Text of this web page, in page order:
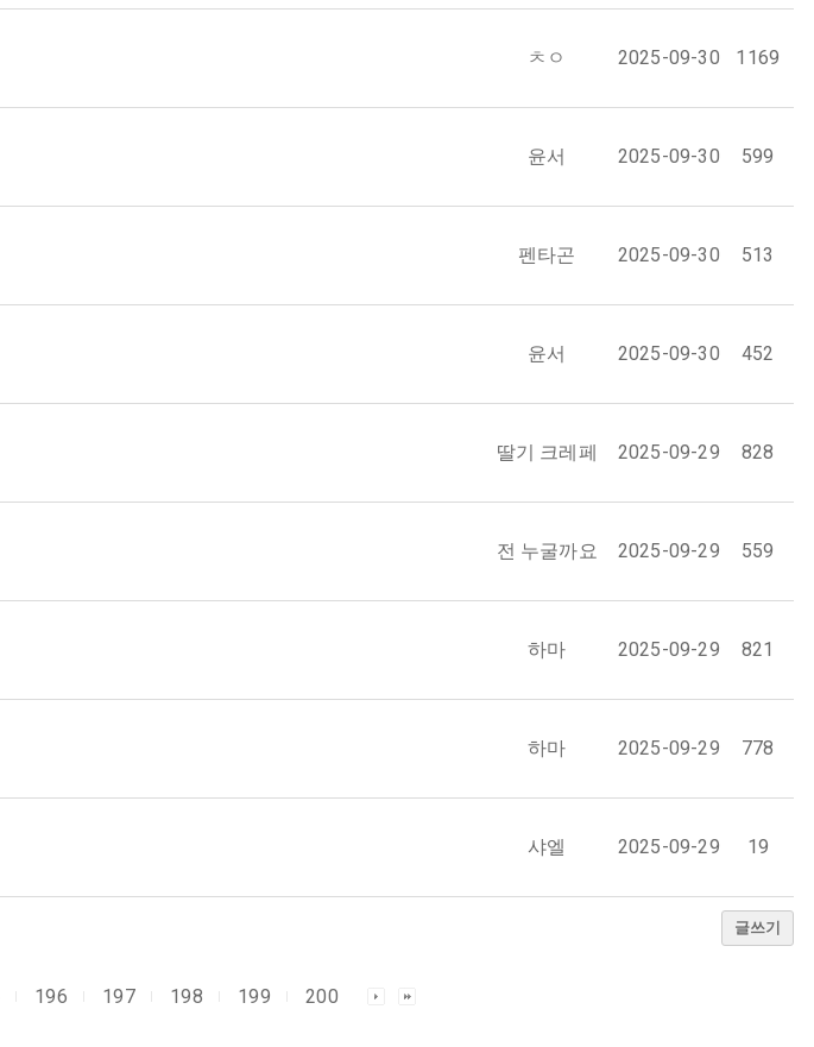
ㅊㅇ 2025-09-30 1169
윤서 2025-09-30 599
펜타곤 2025-09-30 513
윤서 2025-09-30 452
딸기 크레페 2025-09-29 828
전 누굴까요 2025-09-29 559
하마 2025-09-29 821
하마 2025-09-29 778
샤엘 2025-09-29 19
글쓰기
196 197 198 199 200